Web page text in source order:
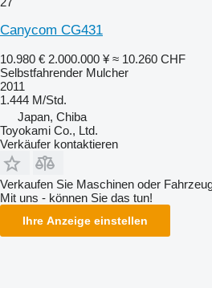
Canycom CG431
10.980 € 2.000.000 ¥ ≈ 10.260 CHF
Selbstfahrender Mulcher
2011
1.444 M/Std.
Japan, Chiba
Toyokami Co., Ltd.
Verkäufer kontaktieren
Verkaufen Sie Maschinen oder
Mit uns - können Sie das tun!
Ihre Anzeige einstellen